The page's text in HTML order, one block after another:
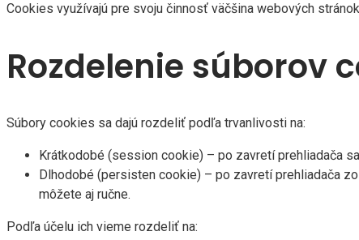
Cookies využívajú pre svoju činnosť väčšina webových
Rozdelenie súborov
Súbory cookies sa dajú rozdeliť podľa trvanlivosti na:
Krátkodobé (session cookie) – po zavretí prehliadača
Dlhodobé (persisten cookie) – po zavretí prehliadača
môžete aj ručne.
Podľa účelu ich vieme rozdeliť na: